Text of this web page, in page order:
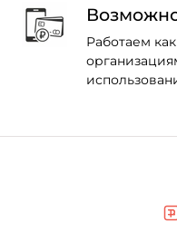
Работаем